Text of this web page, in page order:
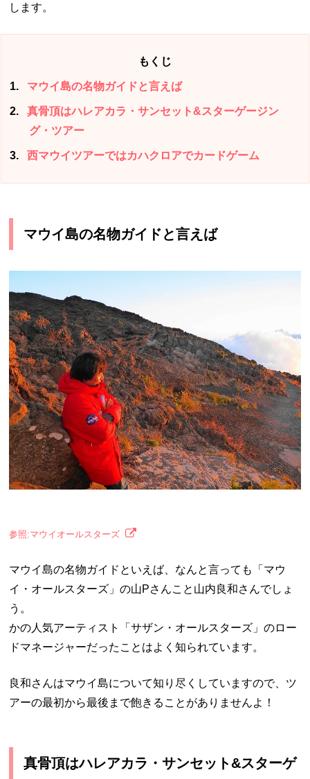
します。
もくじ
1 マウイ島の名物ガイドと言えば
2
真骨頂はハレアカラ・サンセット&スターゲージン
グ・ツアー
3 西マウイツアーではカハクロアでカードゲーム
マウイ島の名物ガイドと言えば
参照:マウイオールスターズ
マウイ島の名物ガイドといえば、なんと言っても「マウ
イ・オールスターズ」の山Pさんこと山内良和さんでしょ
う。
かの人気アーティスト「サザン・オールスターズ」のロー
ドマネージャーだったことはよく知られています。
良和さんはマウイ島について知り尽くしていますので、ツ
アーの最初から最後まで飽きることがありませんよ！
真骨頂はハレアカラ・サンセット&スターゲ